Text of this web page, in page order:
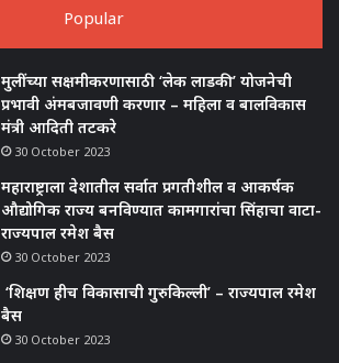
Popular
मुलींच्या सक्षमीकरणासाठी ‘लेक लाडकी’ योजनेची
प्रभावी अंमबजावणी करणार – महिला व बालविकास
मंत्री आदिती तटकरे
30 October 2023
महाराष्ट्राला देशातील सर्वात प्रगतीशील व आकर्षक
औद्योगिक राज्य बनविण्यात कामगारांचा सिंहाचा वाटा-
राज्यपाल रमेश बैस
30 October 2023
‘शिक्षण हीच विकासाची गुरुकिल्ली’ – राज्यपाल रमेश
बैस
30 October 2023